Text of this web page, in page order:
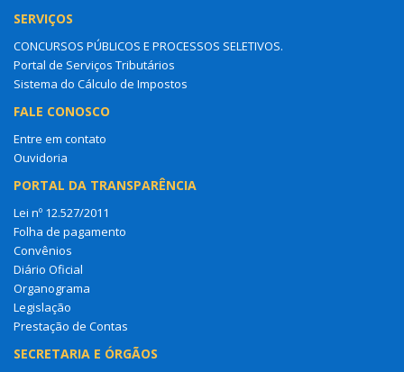
SERVIÇOS
CONCURSOS PÚBLICOS E PROCESSOS SELETIVOS.
Portal de Serviços Tributários
Sistema do Cálculo de Impostos
FALE CONOSCO
Entre em contato
Ouvidoria
PORTAL DA TRANSPARÊNCIA
Lei nº 12.527/2011
Folha de pagamento
Convênios
Diário Oficial
Organograma
Legislação
Prestação de Contas
SECRETARIA E ÓRGÃOS